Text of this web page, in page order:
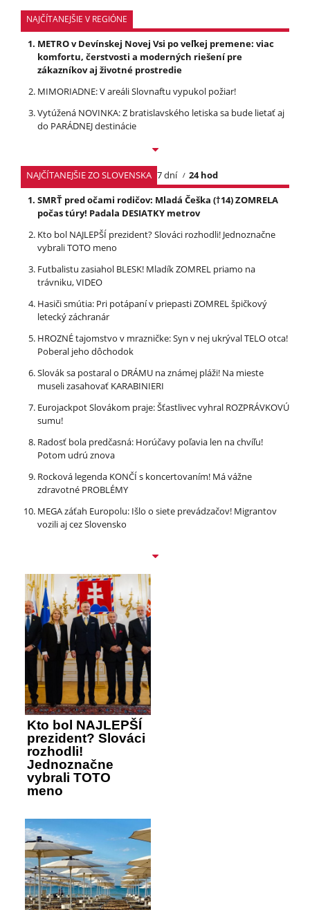
NAJČÍTANEJŠIE V REGIÓNE
METRO v Devínskej Novej Vsi po veľkej premene: viac
komfortu, čerstvosti a moderných riešení pre
zákazníkov aj životné prostredie
MIMORIADNE: V areáli Slovnaftu vypukol požiar!
Vytúžená NOVINKA: Z bratislavského letiska sa bude lietať aj
do PARÁDNEJ destinácie
NAJČÍTANEJŠIE ZO SLOVENSKA 7 dní
24 hod
SMRŤ pred očami rodičov: Mladá Češka (†14) ZOMRELA
počas túry! Padala DESIATKY metrov
Kto bol NAJLEPŠÍ prezident? Slováci rozhodli! Jednoznačne
vybrali TOTO meno
Futbalistu zasiahol BLESK! Mladík ZOMREL priamo na
trávniku, VIDEO
Hasiči smútia: Pri potápaní v priepasti ZOMREL špičkový
letecký záchranár
HROZNÉ tajomstvo v mrazničke: Syn v nej ukrýval TELO otca!
Poberal jeho dôchodok
Slovák sa postaral o DRÁMU na známej pláži! Na mieste
museli zasahovať KARABINIERI
Eurojackpot Slovákom praje: Šťastlivec vyhral ROZPRÁVKOVÚ
sumu!
Radosť bola predčasná: Horúčavy poľavia len na chvíľu!
Potom udrú znova
Rocková legenda KONČÍ s koncertovaním! Má vážne
zdravotné PROBLÉMY
MEGA záťah Europolu: Išlo o siete prevádzačov! Migrantov
vozili aj cez Slovensko
Kto bol NAJLEPŠÍ
prezident? Slováci
rozhodli!
Jednoznačne
vybrali TOTO
meno